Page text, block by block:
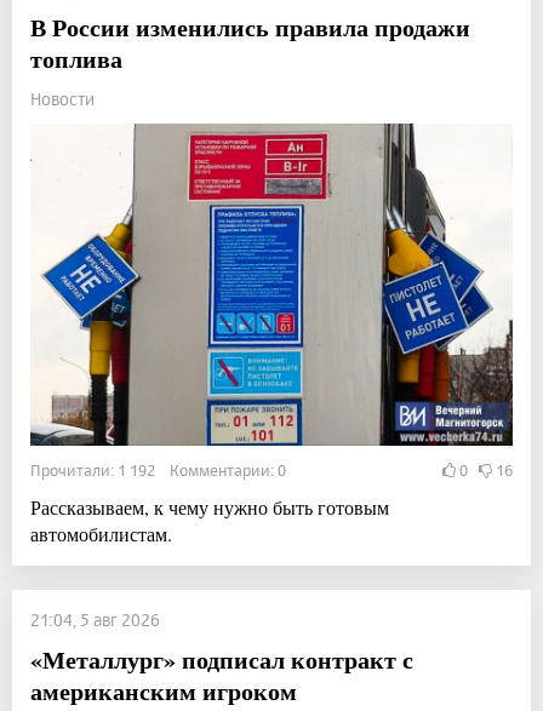
В России изменились правила продажи
топлива
Новости
Прочитали: 1 192 Комментарии: 0 0 16
Рассказываем, к чему нужно быть готовым
автомобилистам.
21:04, 5 авг 2026
«Металлург» подписал контракт с
американским игроком